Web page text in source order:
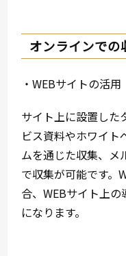
オンラインでの
・WEBサイトの活用
サイト上に設置した
ビス資料やホワイト
ムを通じた収集、メ
で収集が可能です。
合、WEBサイト上
になります。